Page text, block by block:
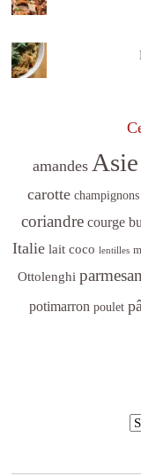
amandes Asie
carotte champignons
coriandre courge
Italie lait coco lentilles
Ottolenghi parmesan
potimarron poulet